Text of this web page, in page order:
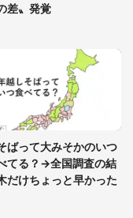
差〟発覚
ばって大みそかのいつ
てる？→全国調査の結
だけちょっと早かった